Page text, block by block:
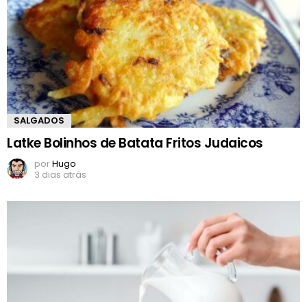
SALGADOS
Latke Bolinhos de Batata Fritos Judaicos
porHugo
3 dias atrás